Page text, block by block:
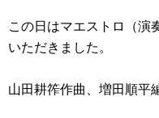
この日はマエストロ（演
いただきました。
山田耕筰作曲、増田順平